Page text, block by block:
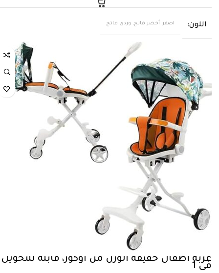
اللون اصفر, أخضر فاتح, وردي فاتح
في 1